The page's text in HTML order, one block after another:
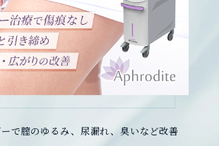
で膣のゆるみ、尿漏れ、臭いなど改善